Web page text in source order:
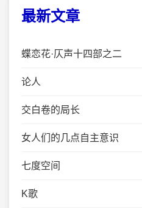
最新文章
蝶恋花·仄声十四部之二
论人
交白卷的局长
女人们的几点自主意识
七度空间
K歌